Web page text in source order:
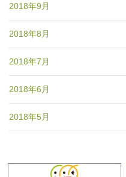
2018年9月
2018年8月
2018年7月
2018年6月
2018年5月